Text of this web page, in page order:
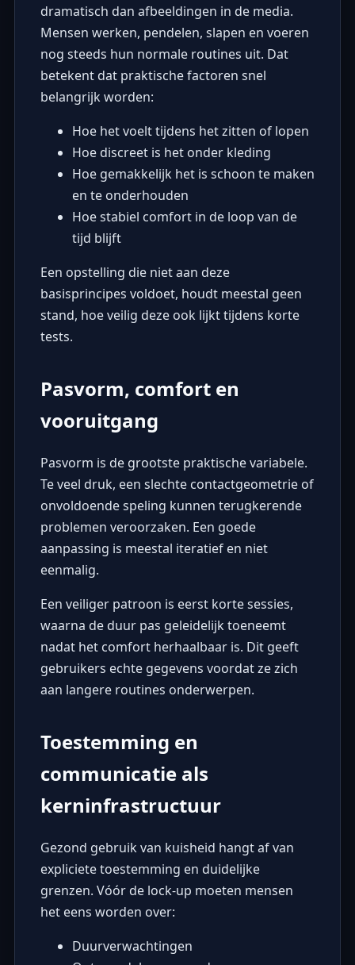
dramatisch dan afbeeldingen in de media.
Mensen werken, pendelen, slapen en voeren
nog steeds hun normale routines uit. Dat
betekent dat praktische factoren snel
belangrijk worden:
Hoe het voelt tijdens het zitten of lopen
Hoe discreet is het onder kleding
Hoe gemakkelijk het is schoon te maken
en te onderhouden
Hoe stabiel comfort in de loop van de
tijd blijft
Een opstelling die niet aan deze
basisprincipes voldoet, houdt meestal geen
stand, hoe veilig deze ook lijkt tijdens korte
tests.
Pasvorm, comfort en
vooruitgang
Pasvorm is de grootste praktische variabele.
Te veel druk, een slechte contactgeometrie of
onvoldoende speling kunnen terugkerende
problemen veroorzaken. Een goede
aanpassing is meestal iteratief en niet
eenmalig.
Een veiliger patroon is eerst korte sessies,
waarna de duur pas geleidelijk toeneemt
nadat het comfort herhaalbaar is. Dit geeft
gebruikers echte gegevens voordat ze zich
aan langere routines onderwerpen.
Toestemming en
communicatie als
kerninfrastructuur
Gezond gebruik van kuisheid hangt af van
expliciete toestemming en duidelijke
grenzen. Vóór de lock-up moeten mensen
het eens worden over:
Duurverwachtingen